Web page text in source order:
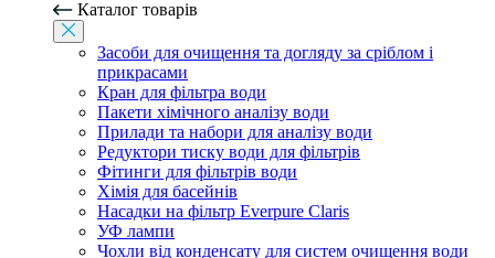
Каталог товарів
Засоби для очищення та догляду за сріблом і
прикрасами
Кран для фільтра води
Пакети хімічного аналізу води
Прилади та набори для аналізу води
Редуктори тиску води для фільтрів
Фітинги для фільтрів води
Хімія для басейнів
Насадки на фільтр Everpure Claris
УФ лампи
Чохли від конденсату для систем очищення води